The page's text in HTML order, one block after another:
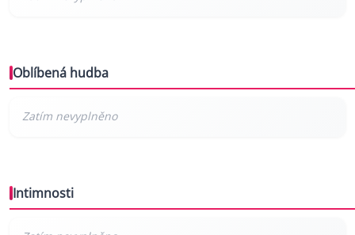
Oblíbená hudba
Intimnosti